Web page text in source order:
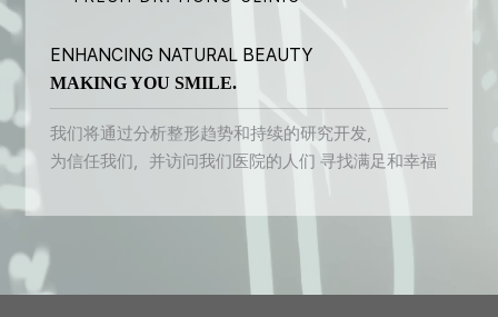
ENHANCING NATURAL BEAUTY
MAKING YOU SMILE.
我们将通过分析整形趋势和持续的研究开发，
为信任我们，并访问我们医院的人们 寻找满足和幸福